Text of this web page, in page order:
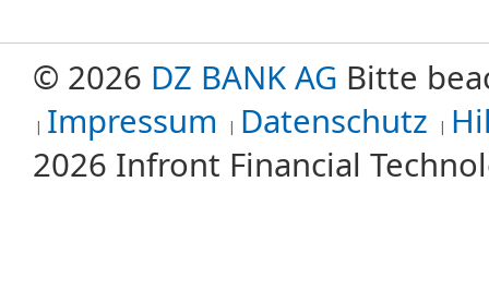
© 2026 DZ BANK AG Bitte
Impressum
Datenschutz
2026 Infront Financial